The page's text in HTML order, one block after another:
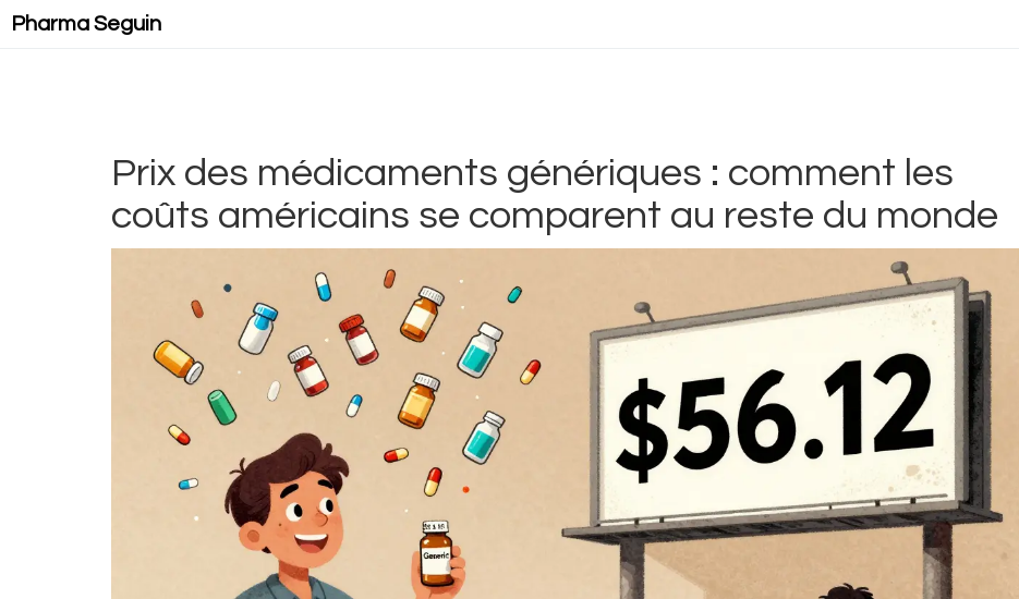
Pharma Seguin
Prix des médicaments génériques : comment les
coûts américains se comparent au reste du monde